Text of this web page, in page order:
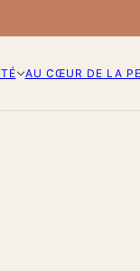
AU CŒUR DE LA